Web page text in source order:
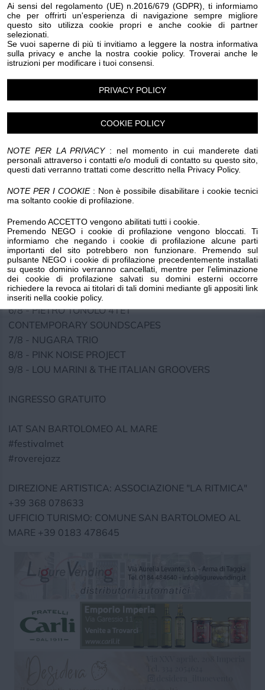
Ai sensi del regolamento (UE) n.2016/679 (GDPR), ti informiamo
che per offrirti un'esperienza di navigazione sempre migliore
questo sito utilizza cookie propri e anche cookie di partner
selezionati.
Se vuoi saperne di più ti invitiamo a leggere la nostra informativa
sulla privacy e anche la nostra cookie policy. Troverai anche le
istruzioni per modificare i tuoi consensi.
PRIVACY POLICY
COOKIE POLICY
NOTE PER LA PRIVACY: nel momento in cui manderete dati
personali attraverso i contatti e/o moduli di contatto su questo sito,
questi dati verranno trattati come descritto nella Privacy Policy.
NOTE PER I COOKIE: Non è possibile disabilitare i cookie tecnici
ma soltanto cookie di profilazione.
Premendo ACCETTO vengono abilitati tutti i cookie.
Premendo NEGO i cookie di profilazione vengono bloccati. Ti
informiamo che negando i cookie di profilazione alcune parti
importanti del sito potrebbero non funzionare. Premendo sul
pulsante NEGO i cookie di profilazione precedentemente installati
su questo dominio verranno cancellati, mentre per l'eliminazione
dei cookie di profilazione salvati su domini esterni occorre
richiedere la revoca ai titolari di tali domini mediante gli appositi link
inseriti nella cookie policy.
M&T 2023 FESTIVAL
XXXIII EDIZIONE
M&T FESTIVAL
PIAZZA TORRE S. MARIA
3/7 - "UN GIARDINO DI ARANCI"
FATTO IN CASA" DI NEIL SIMON (TEATRO)
4/7 - THE KOLLEGE (MUSICA)
19/8 - BONFUNKY SOUL COLLECTIVE (MUSICA)
20/8 - ELLADE BANDINI QUARTET (MUSICA)
4/9 - PER GABER/JANNUCCI DI
DAVIDE GIANDRINI (MUSICA/TEATRO)
5/9 - LOU TAPAGE (MUSICA)
ROVERE JAZZ FESTIVAL
XI EDIZIONE
PIAZZA ROVERE
ORE 21:30
6/8 - PIETRO TONOLO 4TET
CONTEMPORARY SOUNDSCAPES
7/8 - NUGARA TRIO
8/8 - PINK NOISE PROJECT
9/8 - LOU MARINI & THE ITALIAN GROOVERS
INGRESSO GRATUITO
IAT SAN BARTOLOMEO AL MARE
#festivalmet
#roverejazz
DIREZIONE ARTISTICA: ASSOCIAZIONE "LA RITMICA"
+39 368 078633
UFFICIO TURISMO: COMUNE SAN BARTOLOMEO AL
MARE +39 0183 478645